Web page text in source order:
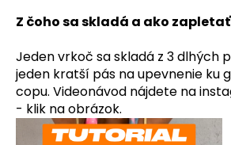
Z čoho sa skladá a ako
Jeden vrkoč sa skladá z 3 dlhých
jeden kratší pás na upevnenie ku
copu. Videonávod nájdete na
- klik na obrázok.
e
n
á
j
s